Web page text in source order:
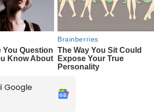
Google